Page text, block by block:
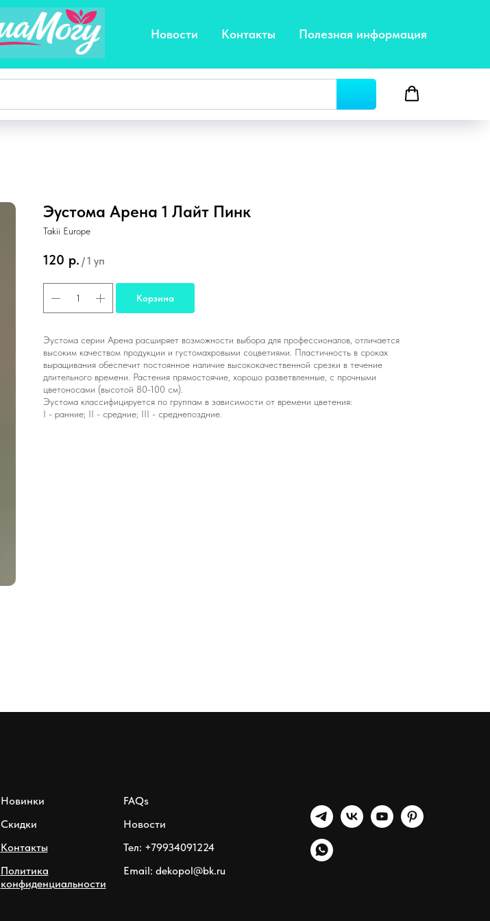
Новости Контакты Полезная информация
Эустома Арена 1 Лайт Пинк
Takii Europe
120 р. /1 уп
Корзина
Эустома серии Арена расширяет возможности выбора для профессионалов, отличается
высоким качеством продукции и густомахровыми соцветиями. Пластичность в сроках
выращивания обеспечит постоянное наличие высококачественной срезки в течение
длительного времени. Растения прямостоячие, хорошо разветвленные, с прочными
цветоносами (высотой 80-100 см).
Эустома классифицируется по группам в зависимости от времени цветения:
I - ранние; II - средние; III - среднепоздние.
Новинки
Скидки
Контакты
Политика
конфиденциальности
FAQs
Новости
Тел: +79934091224
Email: dekopol@bk.ru